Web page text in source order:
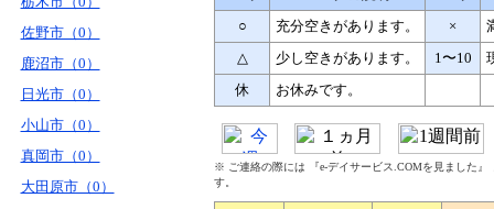
佐野市（0）
鹿沼市（0）
日光市（0）
小山市（0）
真岡市（0）
大田原市（0）
○
充分空きがあります。 ×
△
少し空きがあります。 1〜10
休
お休みです。
※ ご連絡の際には 『e-デイサービス.COMを見ました
す。